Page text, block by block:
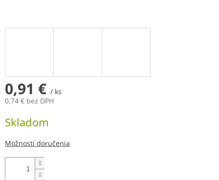
0,91 € / ks
0,74 € bez DPH
cena:
Skladom
Možnosti doručenia